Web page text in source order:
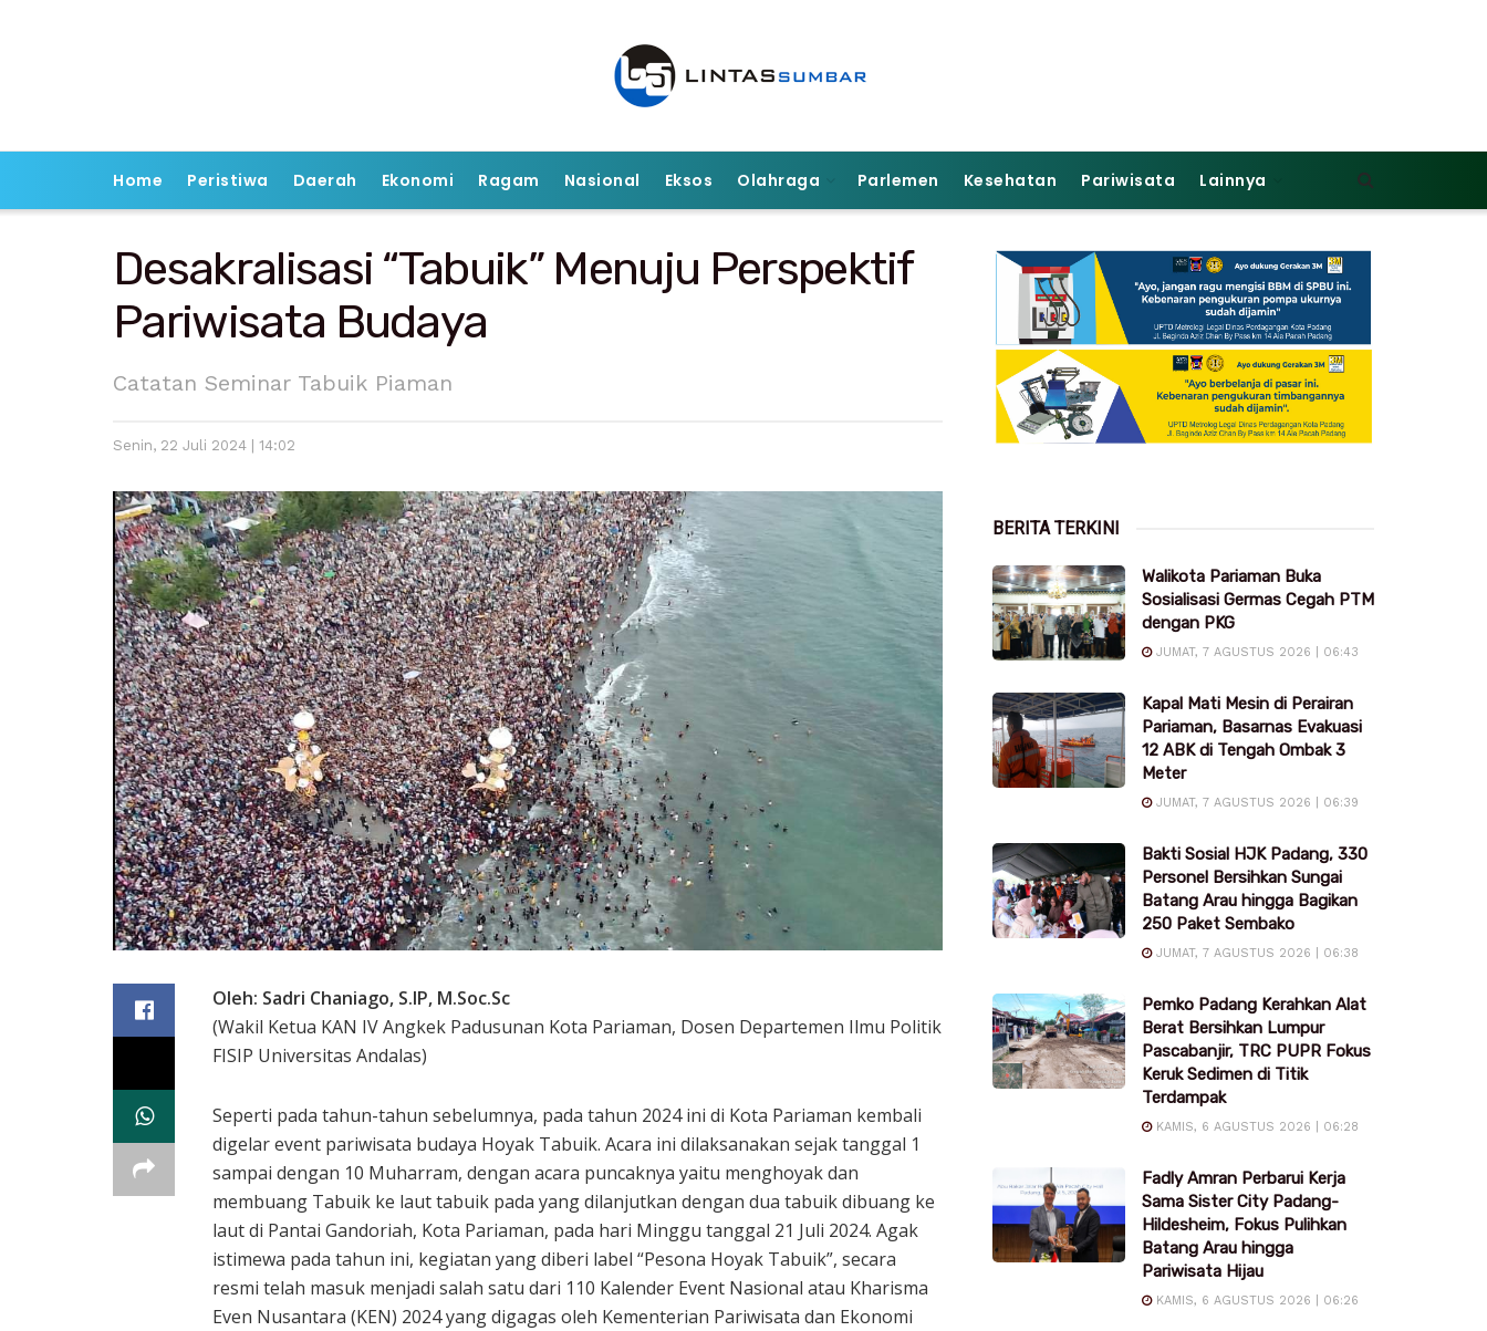
Home Peristiwa Daerah Ekonomi Ragam Nasional Eksos Olahraga Parlemen Kesehatan Pariwisata Lainnya
Desakralisasi “Tabuik” Menuju Perspektif
Pariwisata Budaya
Catatan Seminar Tabuik Piaman
Senin, 22 Juli 2024 | 14:02
Oleh: Sadri Chaniago, S.IP, M.Soc.Sc
(Wakil Ketua KAN IV Angkek Padusunan Kota Pariaman, Dosen Departemen Ilmu Politik
FISIP Universitas Andalas)
Seperti pada tahun-tahun sebelumnya, pada tahun 2024 ini di Kota Pariaman kembali
digelar event pariwisata budaya Hoyak Tabuik. Acara ini dilaksanakan sejak tanggal 1
sampai dengan 10 Muharram, dengan acara puncaknya yaitu menghoyak dan
membuang Tabuik ke laut tabuik pada yang dilanjutkan dengan dua tabuik dibuang ke
laut di Pantai Gandoriah, Kota Pariaman, pada hari Minggu tanggal 21 Juli 2024. Agak
istimewa pada tahun ini, kegiatan yang diberi label “Pesona Hoyak Tabuik”, secara
resmi telah masuk menjadi salah satu dari 110 Kalender Event Nasional atau Kharisma
Even Nusantara (KEN) 2024 yang digagas oleh Kementerian Pariwisata dan Ekonomi
BERITA TERKINI
Walikota Pariaman Buka
Sosialisasi Germas Cegah PTM
dengan PKG
JUMAT, 7 AGUSTUS 2026 | 06:43
Kapal Mati Mesin di Perairan
Pariaman, Basarnas Evakuasi
12 ABK di Tengah Ombak 3
Meter
JUMAT, 7 AGUSTUS 2026 | 06:39
Bakti Sosial HJK Padang, 330
Personel Bersihkan Sungai
Batang Arau hingga Bagikan
250 Paket Sembako
JUMAT, 7 AGUSTUS 2026 | 06:38
Pemko Padang Kerahkan Alat
Berat Bersihkan Lumpur
Pascabanjir, TRC PUPR Fokus
Keruk Sedimen di Titik
Terdampak
KAMIS, 6 AGUSTUS 2026 | 06:28
Fadly Amran Perbarui Kerja
Sama Sister City Padang-
Hildesheim, Fokus Pulihkan
Batang Arau hingga
Pariwisata Hijau
KAMIS, 6 AGUSTUS 2026 | 06:26